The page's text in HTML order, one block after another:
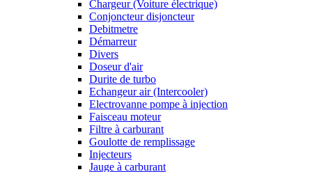
Chargeur (Voiture électrique)
Conjoncteur disjoncteur
Debitmetre
Démarreur
Divers
Doseur d'air
Durite de turbo
Echangeur air (Intercooler)
Electrovanne pompe à injection
Faisceau moteur
Filtre à carburant
Goulotte de remplissage
Injecteurs
Jauge à carburant